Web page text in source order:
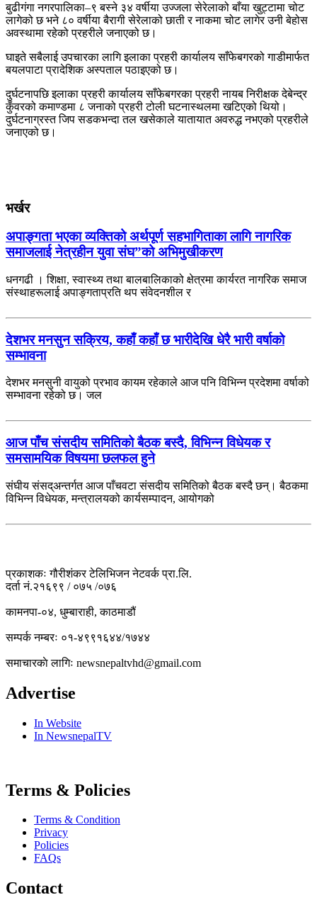
बुढीगंगा नगरपालिका–९ बस्ने ३४ वर्षीया उज्जला सेरेलाको बाँया खुट्टामा चोट
लागेको छ भने ८० वर्षीया बैरागी सेरेलाको छाती र नाकमा चोट लागेर उनी बेहोस
अवस्थामा रहेको प्रहरीले जनाएको छ।
घाइते सबैलाई उपचारका लागि इलाका प्रहरी कार्यालय साँफेबगरको गाडीमार्फत
बयलपाटा प्रादेशिक अस्पताल पठाइएको छ।
दुर्घटनापछि इलाका प्रहरी कार्यालय साँफेबगरका प्रहरी नायब निरीक्षक देबेन्द्र
कुँवरको कमाण्डमा ८ जनाको प्रहरी टोली घटनास्थलमा खटिएको थियो।
दुर्घटनाग्रस्त जिप सडकभन्दा तल खसेकाले यातायात अवरुद्ध नभएको प्रहरीले
जनाएको छ।
भर्खर
अपाङ्गता भएका व्यक्तिको अर्थपूर्ण सहभागिताका लागि नागरिक
समाजलाई नेत्रहीन युवा संघ”को अभिमुखीकरण
धनगढी । शिक्षा, स्वास्थ्य तथा बालबालिकाको क्षेत्रमा कार्यरत नागरिक समाज
संस्थाहरूलाई अपाङ्गताप्रति थप संवेदनशील र
देशभर मनसुन सक्रिय, कहाँ कहाँ छ भारीदेखि धेरै भारी वर्षाको
सम्भावना
देशभर मनसुनी वायुको प्रभाव कायम रहेकाले आज पनि विभिन्न प्रदेशमा वर्षाको
सम्भावना रहेको छ। जल
आज पाँच संसदीय समितिको बैठक बस्दै, विभिन्न विधेयक र
समसामयिक विषयमा छलफल हुने
संघीय संसद्अन्तर्गत आज पाँचवटा संसदीय समितिको बैठक बस्दै छन्। बैठकमा
विभिन्न विधेयक, मन्त्रालयको कार्यसम्पादन, आयोगको
प्रकाशकः गौरीशंकर टेलिभिजन नेटवर्क प्रा.लि.
दर्ता नं.२१६९९ / ०७५ /०७६
कामनपा-०४, धुम्बाराही, काठमाडौं
सम्पर्क नम्बरः ०१-४९९१६४४/१७४४
समाचारकाे लागिः newsnepaltvhd@gmail.com
Advertise
In Website
In NewsnepalTV
Terms & Policies
Terms & Condition
Privacy
Policies
FAQs
Contact